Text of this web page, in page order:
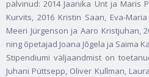
pälvinud: 2014 Jaanika Unt ja Maris
Kurvits, 2016 Kristin Saan, Eva-
Meeri Jürgenson ja Aaro Kristjuhan,
ning õpetajad Joana Jõgela ja Saima
Stipendiumi väljaandmist on
Juhani Püttsepp, Oliver Kullman,